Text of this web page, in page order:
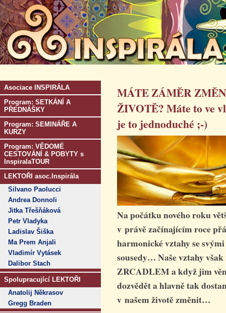
Asociace INSPIRÁLA
Program: SETKÁNÍ A
PŘEDNÁŠKY
Program: SEMINÁŘE A
KURZY
Program: VĚDOMÉ
CESTOVÁNÍ & POBYTY s
InspiralaTOUR
LEKTOŘI asoc.Inspirála
Silvano Paolucci
Andrea Donnoli
Jitka Třešňáková
Petr Vladyka
Ladislav Šiška
Ma Prem Anjali
Vladimír Vytásek
Dalibor Stach
Spolupracující LEKTOŘI
Anatolij Někrasov
Gregg Braden
MÁTE ZÁMĚR
ŽIVOTĚ? Máte to ve
je to jednoduché ;-)
Na počátku nového roku
v právě začínajícím roce
harmonické vztahy se
sousedy… Naše vztahy
ZRCADLEM a když jim
dozvědět a hlavně tak
v našem životě změnit…